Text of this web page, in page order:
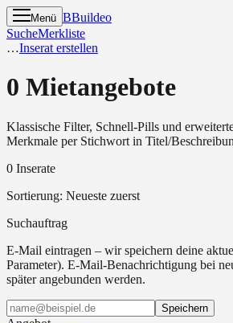
Menü BBuildeo
SucheMerkliste
…Inserat erstellen
0 Mietangebote
Klassische Filter, Schnell-Pills und
Merkmale per Stichwort in Titel/
0 Inserate
Sortierung: Neueste zuerst
Suchauftrag
E-Mail eintragen – wir speichern deine
Parameter). E-Mail-Benachrichtigung bei
später angebunden werden.
Speichern